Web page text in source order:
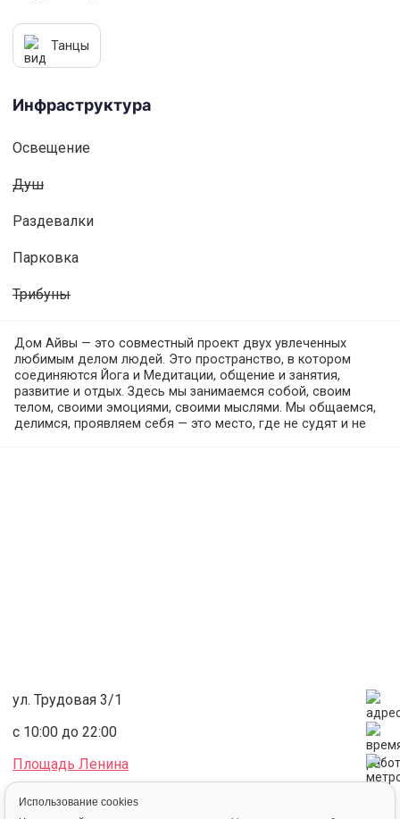
Использование cookies
Танцы
Инфраструктура
Освещениe
Душ
Раздевалки
Парковка
Трибуны
Дом Айвы — это совместный проект двух увлеченных
любимым делом людей. Это пространство, в котором
соединяются Йога и Медитации, общение и занятия,
развитие и отдых. Здесь мы занимаемся собой, своим
телом, своими эмоциями, своими мыслями. Мы общаемся,
делимся, проявляем себя — это место, где не судят и не
ул. Трудовая 3/1
с 10:00 до 22:00
Площадь Ленина